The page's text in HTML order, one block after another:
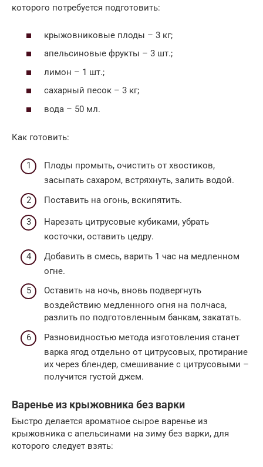
которого потребуется подготовить:
крыжовниковые плоды – 3 кг;
апельсиновые фрукты – 3 шт.;
лимон – 1 шт.;
сахарный песок – 3 кг;
вода – 50 мл.
Как готовить:
Плоды промыть, очистить от хвостиков,
засыпать сахаром, встряхнуть, залить водой.
Поставить на огонь, вскипятить.
Нарезать цитрусовые кубиками, убрать
косточки, оставить цедру.
Добавить в смесь, варить 1 час на медленном
огне.
Оставить на ночь, вновь подвергнуть
воздействию медленного огня на полчаса,
разлить по подготовленным банкам, закатать.
Разновидностью метода изготовления станет
варка ягод отдельно от цитрусовых, протирание
их через блендер, смешивание с цитрусовыми –
получится густой джем.
Варенье из крыжовника без варки
Быстро делается ароматное сырое варенье из
крыжовника с апельсинами на зиму без варки, для
которого следует взять: